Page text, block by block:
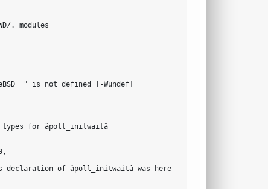
. modules
is not defined [-Wundef]
types for âpoll_initwaitâ
declaration of âpoll_initwaitâ was here